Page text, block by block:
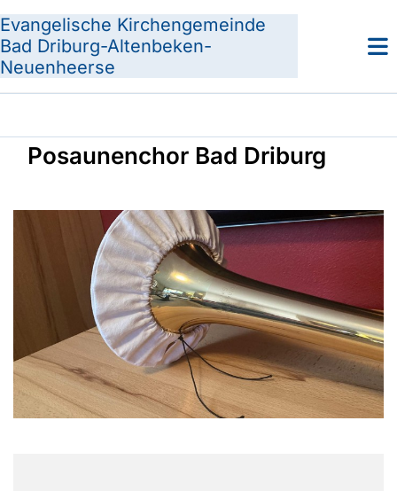
Evangelische Kirchengemeinde
Bad Driburg-Altenbeken-
Neuenheerse
Posaunenchor Bad Driburg